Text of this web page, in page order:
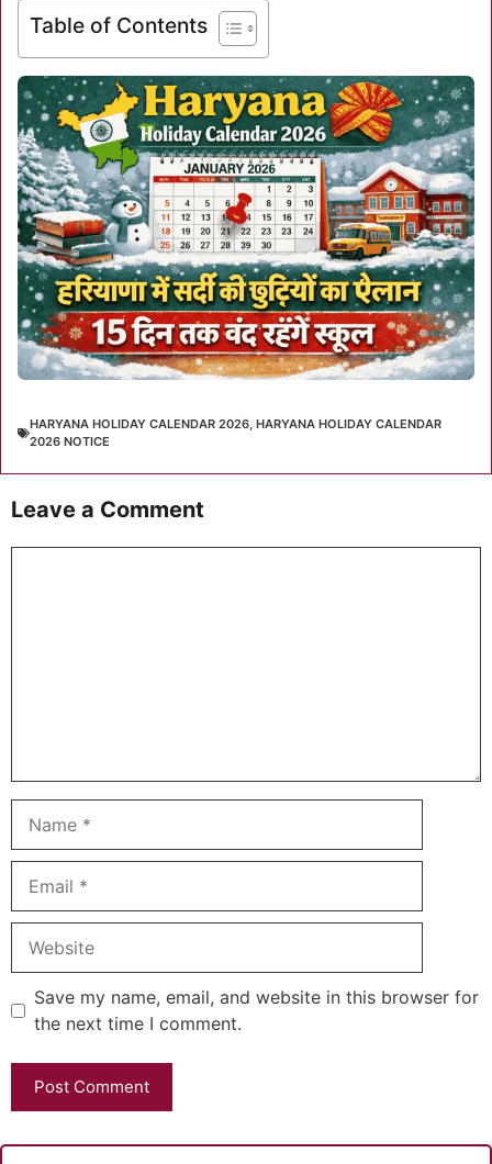
Table of Contents
HARYANA HOLIDAY CALENDAR 2026, HARYANA HOLIDAY CALENDAR
2026 NOTICE
Leave a Comment
Save my name, email, and website in this browser for
the next time I comment.